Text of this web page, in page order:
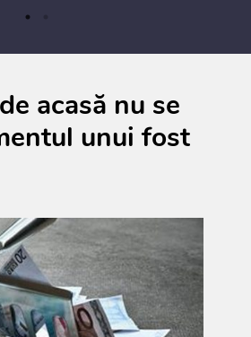
acasă nu se
unui fost